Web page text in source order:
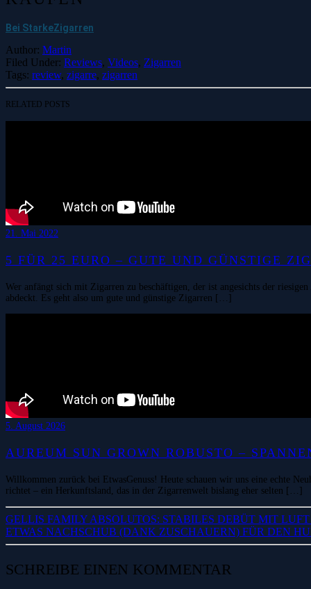
Bei StarkeZigarren
Author: Martin
Filed Under: Reviews, Videos, Zigarren
Tags: review, zigarre, zigarren
RELATED POSTS
21. Mai 2022
5 FÜR 25 EURO – GUTE UND GÜNSTIGE
Wer anfängt sich mit Zigarren zu beschäftigen, der ist angesichts der
abdeckt. Es geht also um gute und günstige Zigarren […]
5. August 2026
AUREUM SUN GROWN ROBUSTO –
Willkommen zurück bei EtwasGenuss! Heute schauen wir uns eine echte
richtet – ein Herkunftsland, das in der Zigarrenwelt bislang eher selten […]
GELLIS FAMILY ABSOLUTOS: STABILES DEBÜT MIT
ETWAS NACHSCHUB (DANK ZUSCHAUERN) FÜR DEN
SCHREIBE EINEN KOMMENTAR